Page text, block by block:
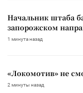
Начальник штаба
запорожском
1 минута назад
«Локомотив» не
2 минуты назад